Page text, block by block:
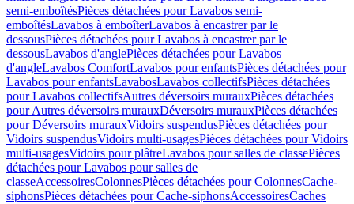
semi-emboîtésPièces détachées pour Lavabos semi-
emboîtésLavabos à emboîterLavabos à encastrer par le
dessousPièces détachées pour Lavabos à encastrer par le
dessousLavabos d'anglePièces détachées pour Lavabos
d'angleLavabos ComfortLavabos pour enfantsPièces détachées pour
Lavabos pour enfantsLavabosLavabos collectifsPièces détachées
pour Lavabos collectifsAutres déversoirs murauxPièces détachées
pour Autres déversoirs murauxDéversoirs murauxPièces détachées
pour Déversoirs murauxVidoirs suspendusPièces détachées pour
Vidoirs suspendusVidoirs multi-usagesPièces détachées pour Vidoirs
multi-usagesVidoirs pour plâtreLavabos pour salles de classePièces
détachées pour Lavabos pour salles de
classeAccessoiresColonnesPièces détachées pour ColonnesCache-
siphonsPièces détachées pour Cache-siphonsAccessoiresCaches